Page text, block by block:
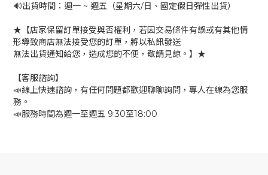
🔊出貨時間：週一 ~ 週五（星期六/日、國定假日彈性出貨）
★【店家保留訂單接受與否權利，若因交易條件有誤或有其他情
形導致商店無法接受您的訂單，將以私訊發送
無法出貨通知給您，造成您的不便，敬請見諒。】★
【客服諮詢】
📣線上快速諮詢，有任何問題都歡迎聊聊詢問，專人在線為您服
務。
📣服務時間為週一至週五 9:30至18:00